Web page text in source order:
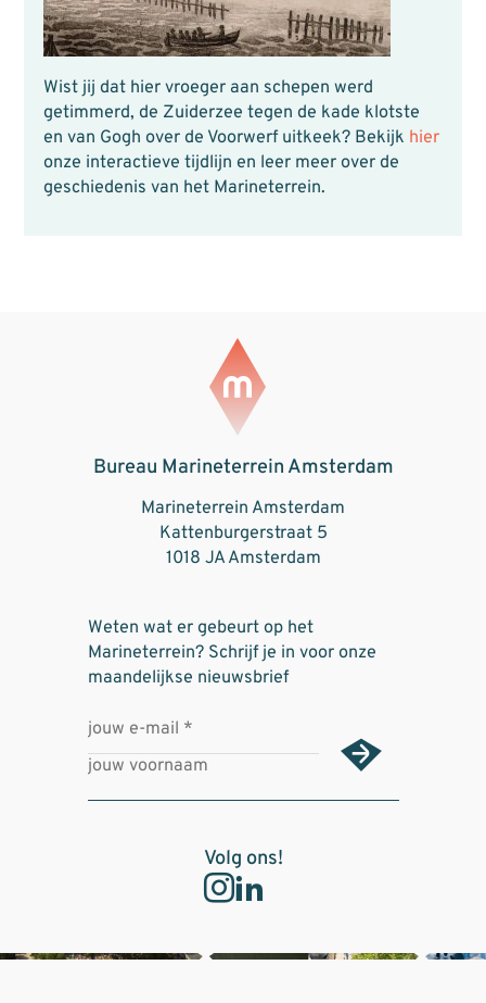
Wist jij dat hier vroeger aan schepen werd
getimmerd, de Zuiderzee tegen de kade klotste
en van Gogh over de Voorwerf uitkeek? Bekijk hier
onze interactieve tijdlijn en leer meer over de
geschiedenis van het Marineterrein.
Bureau Marineterrein Amsterdam
Marineterrein Amsterdam
Kattenburgerstraat 5
1018 JA Amsterdam
Weten wat er gebeurt op het
Marineterrein? Schrijf je in voor onze
maandelijkse nieuwsbrief
Volg ons!